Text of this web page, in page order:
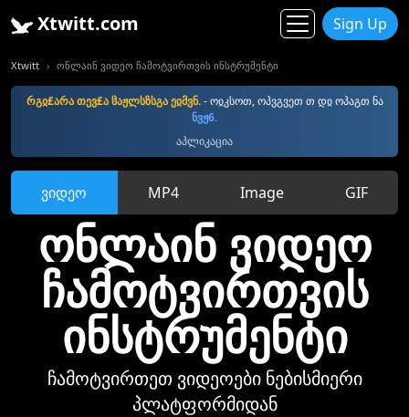
Xtwitt.com Sign Up
Xtwitt ონლაინ ვიდეო ჩამოტვირთვის ინსტრუმენტი
რგჲ£არა თევ£ა ჱაჟლსზსგა ეჲმვნ.- ოჲკსოთ, ოპვგვეთ თ დჲ ოპაგთ ნა
ნვჟ6.
აპლიკაცია
ვიდეო MP4 Image GIF
ონლაინ ვიდეო
ჩამოტვირთვის
ინსტრუმენტი
ჩამოტვირთეთ ვიდეოები ნებისმიერი
პლატფორმიდან